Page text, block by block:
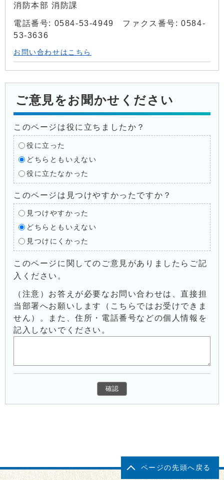
消防本部 消防課
電話番号: 0584-53-4949 ファクス番号: 0584-
53-3636
お問い合わせはこちら
ご意見をお聞かせください
このページは役に立ちましたか？
役に立った
どちらともいえない
役に立たなかった
このページは見つけやすかったですか？
見つけやすかった
どちらともいえない
見つけにくかった
このページに関してのご意見がありましたらご記
入ください。
（注意）お答えが必要なお問い合わせは、直接担
当部署へお願いします（こちらではお受けできま
せん）。また、住所・電話番号などの個人情報を
記入しないでください。
ページの先頭へ戻る